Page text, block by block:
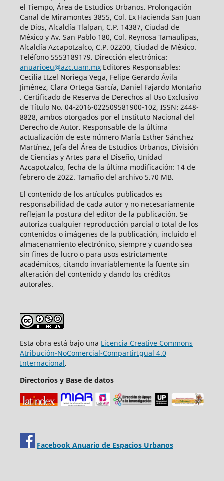
el Tiempo, Área de Estudios Urbanos. Prolongación
Canal de Miramontes 3855, Col. Ex Hacienda San Juan
de Dios, Alcaldía Tlalpan, C.P. 14387, Ciudad de
México y Av. San Pablo 180, Col. Reynosa Tamaulipas,
Alcaldía Azcapotzalco, C.P. 02200, Ciudad de México.
Teléfono 5553189179. Dirección electrónica:
anuarioeu@azc.uam.mxEditores Responsables:
Cecilia Itzel Noriega Vega, Felipe Gerardo Ávila
Jiménez, Clara Ortega García, Daniel Fajardo Montaño
. Certificado de Reserva de Derechos al Uso Exclusivo
de Título No. 04-2016-022509581900-102, ISSN: 2448-
8828, ambos otorgados por el Instituto Nacional del
Derecho de Autor. Responsable de la última
actualización de este número María Esther Sánchez
Martínez, Jefa del Área de Estudios Urbanos, División
de Ciencias y Artes para el Diseño, Unidad
Azcapotzalco, fecha de la última modificación: 14 de
febrero de 2022. Tamaño del archivo 5.70 MB.
El contenido de los artículos publicados es
responsabilidad de cada autor y no necesariamente
reflejan la postura del editor de la publicación. Se
autoriza cualquier reproducción parcial o total de los
contenidos o imágenes de la publicación, incluido el
almacenamiento electrónico, siempre y cuando sea
sin fines de lucro o para usos estrictamente
académicos, citando invariablemente la fuente sin
alteración del contenido y dando los créditos
autorales.
Esta obra está bajo una Licencia Creative Commons
Atribución-NoComercial-CompartirIgual 4.0
Internacional.
Directorios y Base de datos
Facebook Anuario de Espacios Urbanos